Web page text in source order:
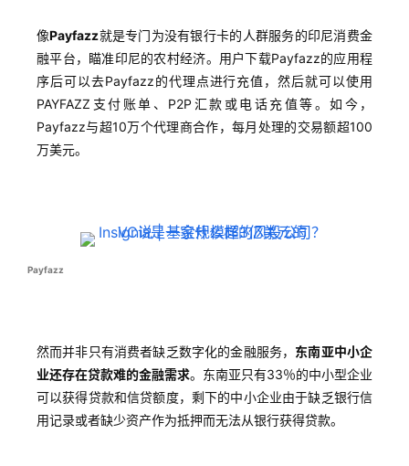
像Payfazz就是专门为没有银行卡的人群服务的印尼消费金
融平台，瞄准印尼的农村经济。用户下载Payfazz的应用程
序后可以去Payfazz的代理点进行充值，然后就可以使用
PAYFAZZ支付账单、P2P汇款或电话充值等。如今，
Payfazz与超10万个代理商合作，每月处理的交易额超100
万美元。
Payfazz
然而并非只有消费者缺乏数字化的金融服务， 东南亚中小企
业还存在贷款难的金融需求。东南亚只有33％的中小型企业
可以获得贷款和信贷额度，剩下的中小企业由于缺乏银行信
用记录或者缺少资产作为抵押而无法从银行获得贷款。